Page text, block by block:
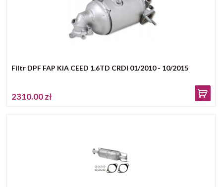
Filtr DPF FAP KIA CEED 1.6TD CRDI 01/2010 - 10/2015
2310.00 zł